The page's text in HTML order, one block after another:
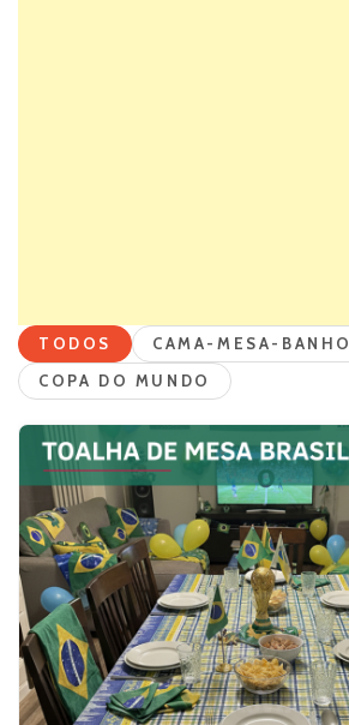
TODOS
CAMA-MESA-BANHO
COPA DO MUNDO